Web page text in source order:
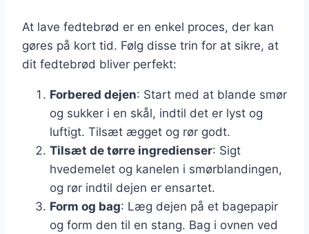
At lave fedtebrød er en enkel proces, der kan
gøres på kort tid. Følg disse trin for at sikre, at
dit fedtebrød bliver perfekt:
Forbered dejen: Start med at blande smør
og sukker i en skål, indtil det er lyst og
luftigt. Tilsæt ægget og rør godt.
Tilsæt de tørre ingredienser: Sigt
hvedemelet og kanelen i smørblandingen,
og rør indtil dejen er ensartet.
Form og bag: Læg dejen på et bagepapir
og form den til en stang. Bag i ovnen ved